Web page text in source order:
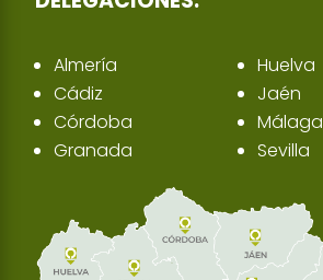
Almería
Cádiz
Córdoba
Granada
Huelva
Jaén
Málaga
Sevilla